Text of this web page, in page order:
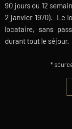
90 jours ou 12
2 janvier 1970). Le
locataire, sans
durant tout le séjour.
*